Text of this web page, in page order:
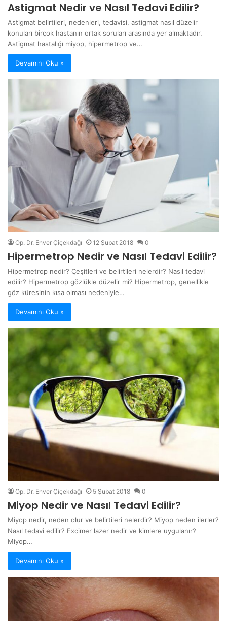
Astigmat Nedir ve Nasıl Tedavi Edilir?
Astigmat belirtileri, nedenleri, tedavisi, astigmat nasıl düzelir
konuları birçok hastanın ortak soruları arasında yer almaktadır.
Astigmat hastalığı miyop, hipermetrop ve…
Devamını Oku »
Op. Dr. Enver Çiçekdağı 12 Şubat 2018 0
Hipermetrop Nedir ve Nasıl Tedavi Edilir?
Hipermetrop nedir? Çeşitleri ve belirtileri nelerdir? Nasıl tedavi
edilir? Hipermetrop gözlükle düzelir mi? Hipermetrop, genellikle
göz küresinin kısa olması nedeniyle…
Devamını Oku »
Op. Dr. Enver Çiçekdağı 5 Şubat 2018 0
Miyop Nedir ve Nasıl Tedavi Edilir?
Miyop nedir, neden olur ve belirtileri nelerdir? Miyop neden ilerler?
Nasıl tedavi edilir? Excimer lazer nedir ve kimlere uygulanır?
Miyop…
Devamını Oku »